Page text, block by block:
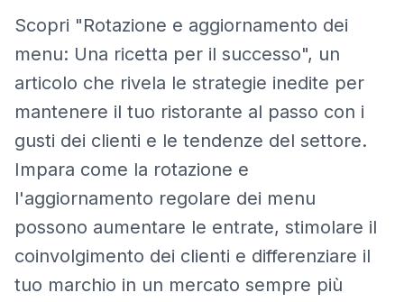
Scopri "Rotazione e aggiornamento dei
menu: Una ricetta per il successo", un
articolo che rivela le strategie inedite per
mantenere il tuo ristorante al passo con i
gusti dei clienti e le tendenze del settore.
Impara come la rotazione e
l'aggiornamento regolare dei menu
possono aumentare le entrate, stimolare il
coinvolgimento dei clienti e differenziare il
tuo marchio in un mercato sempre più